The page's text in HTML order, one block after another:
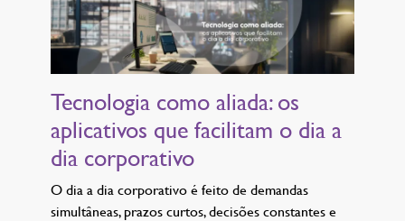
Tecnologia como aliada: os
aplicativos que facilitam o dia a
dia corporativo
O dia a dia corporativo é feito de demandas
simultâneas, prazos curtos, decisões constantes e